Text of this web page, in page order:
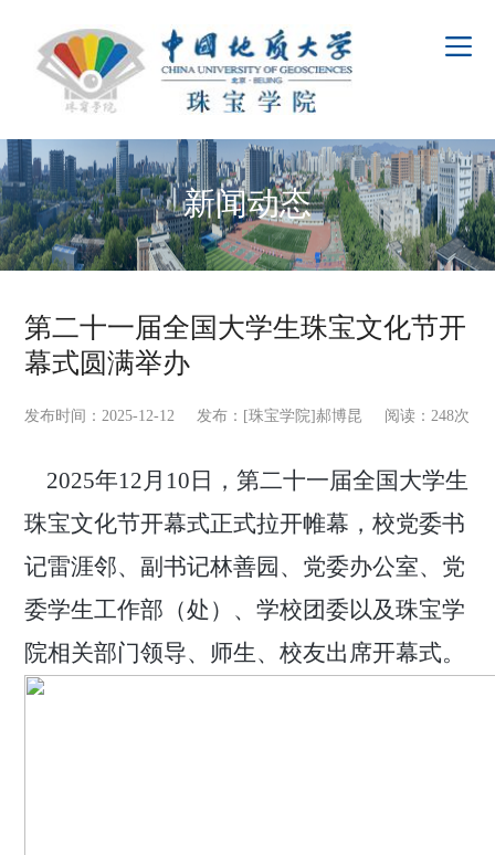
新闻动态
第二十一届全国大学生珠宝文化节开
幕式圆满举办
发布时间：2025-12-12 发布：[珠宝学院]郝博昆 阅读： 248次
2025年12月10日， 第二十一届全国大学生
珠宝文化节开幕式正式拉开帷幕， 校党委书
记雷涯邻、副书记林善园、党委办公室、党
委学生工作部（处）、学校团委以及珠宝学
院相关部门领导、师生、校友出席开幕式。